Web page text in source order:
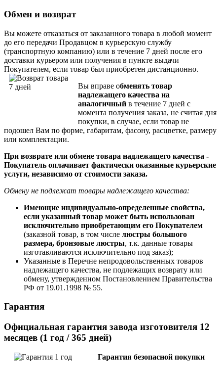
Обмен и возврат
Вы можете отказаться от заказанного товара в любой момент
до его передачи Продавцом в курьерскую службу
(транспортную компанию) или в течение 7 дней после его
доставки курьером или получения в пункте выдачи
Покупателем, если товар был приобретен дистанционно.
Вы вправе обменять товар
надлежащего качества на
аналогичный в течение 7 дней с
момента получения заказа, не считая дня
покупки, в случае, если товар не
подошел Вам по форме, габаритам, фасону, расцветке, размеру
или комплектации.
При возврате или обмене товара надлежащего качества -
Покупатель оплачивает фактически оказанные курьерские
услуги, независимо от стоимости заказа.
Обмену не подлежат товары надлежащего качества:
Имеющие индивидуально-определенные свойства,
если указанный товар может быть использован
исключительно приобретающим его Покупателем
(заказной товар, в том числе люстры большого
размера, бронзовые люстры, т.к. данные товары
изготавливаются исключительно под заказ);
Указанные в Перечне непродовольственных товаров
надлежащего качества, не подлежащих возврату или
обмену, утвержденном Постановлением Правительства
РФ от 19.01.1998 № 55.
Гарантия
Официальная гарантия завода изготовителя 12
месяцев (1 год / 365 дней)
Гарантия безопасной покупки